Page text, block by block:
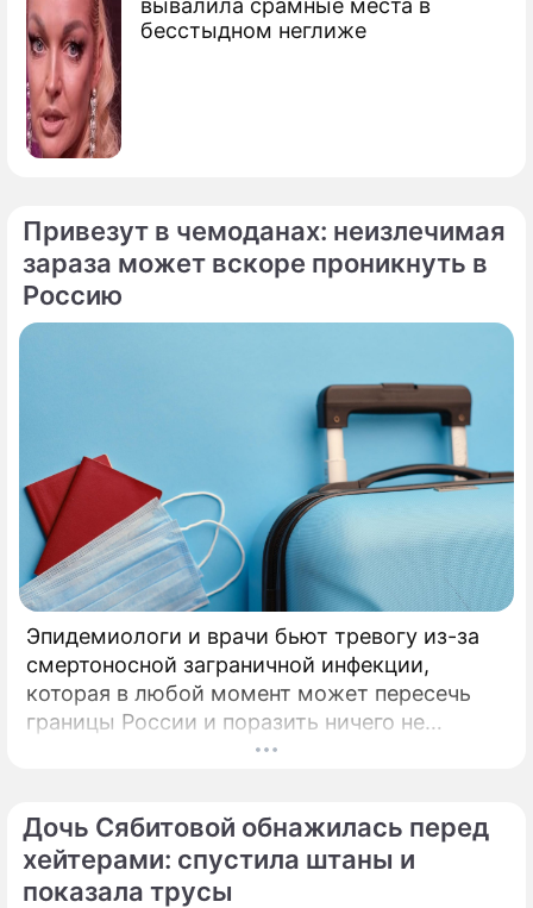
вывалила срамные места в
бесстыдном неглиже
Привезут в чемоданах: неизлечимая
зараза может вскоре проникнуть в
Россию
Эпидемиологи и врачи бьют тревогу из-за
смертоносной заграничной инфекции,
которая в любой момент может пересечь
границы России и поразить ничего не
подозревающих граждан. Россию
и смертоносный вирус Бурбон.
Дочь Сябитовой обнажилась перед
хейтерами: спустила штаны и
показала трусы